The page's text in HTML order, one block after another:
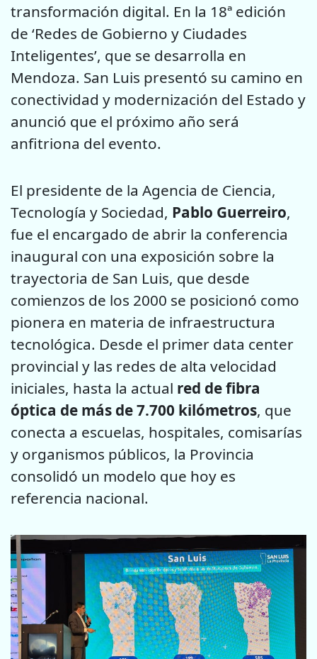
transformación digital. En la 18ª edición
de ‘Redes de Gobierno y Ciudades
Inteligentes’, que se desarrolla en
Mendoza. San Luis presentó su camino en
conectividad y modernización del Estado y
anunció que el próximo año será
anfitriona del evento.
El presidente de la Agencia de Ciencia,
Tecnología y Sociedad, Pablo Guerreiro,
fue el encargado de abrir la conferencia
inaugural con una exposición sobre la
trayectoria de San Luis, que desde
comienzos de los 2000 se posicionó como
pionera en materia de infraestructura
tecnológica. Desde el primer data center
provincial y las redes de alta velocidad
iniciales, hasta la actual red de fibra
óptica de más de 7.700 kilómetros, que
conecta a escuelas, hospitales, comisarías
y organismos públicos, la Provincia
consolidó un modelo que hoy es
referencia nacional.